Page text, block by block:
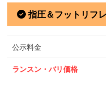
指圧＆フットリフ
公示料金
ランスン・バリ価格